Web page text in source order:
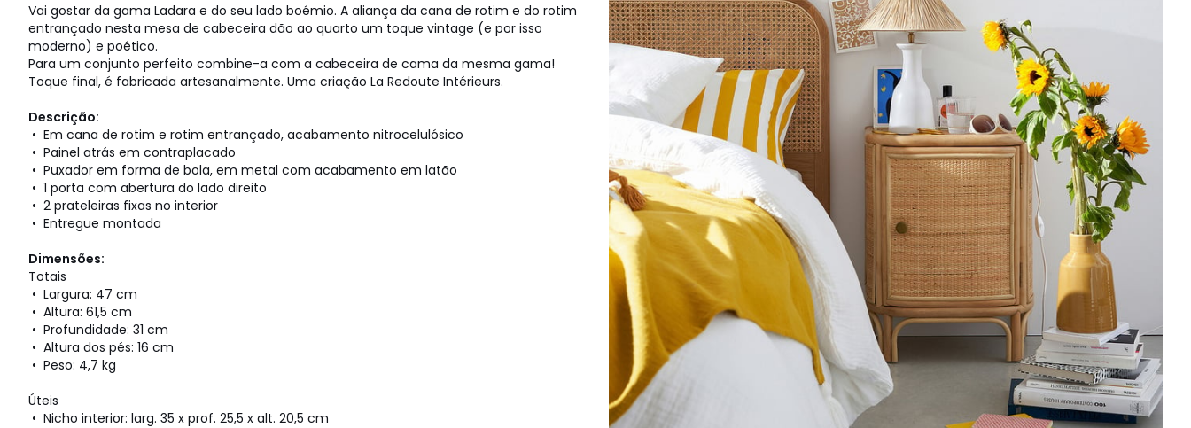
Vai gostar da gama Ladara e do seu lado boémio. A aliança da cana de rotim e do rotim
entrançado nesta mesa de cabeceira dão ao quarto um toque vintage (e por isso
moderno) e poético.
Para um conjunto perfeito combine-a com a cabeceira de cama da mesma gama!
Toque final, é fabricada artesanalmente. Uma criação La Redoute Intérieurs.
Descrição:
• Em cana de rotim e rotim entrançado, acabamento nitrocelulósico
• Painel atrás em contraplacado
• Puxador em forma de bola, em metal com acabamento em latão
• 1 porta com abertura do lado direito
• 2 prateleiras fixas no interior
• Entregue montada
Dimensões:
Totais
• Largura: 47 cm
• Altura: 61,5 cm
• Profundidade: 31 cm
• Altura dos pés: 16 cm
• Peso: 4,7 kg
Úteis
• Nicho interior: larg. 35 x prof. 25,5 x alt. 20,5 cm